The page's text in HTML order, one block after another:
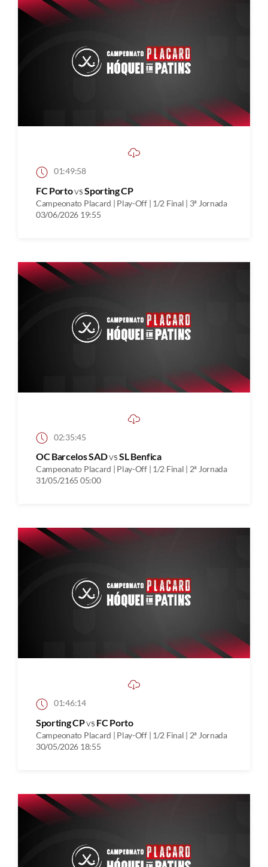
01:49:58
FC PortovsSporting CP
Campeonato Placard | Play-Off | 1/2 Final | 3ª Jornada
03/06/2026 19:55
02:35:45
OC Barcelos SADvsSL Benfica
Campeonato Placard | Play-Off | 1/2 Final | 2ª Jornada
31/05/2165 05:00
01:46:14
Sporting CPvs FC Porto
Campeonato Placard | Play-Off | 1/2 Final | 2ª Jornada
30/05/2026 18:55